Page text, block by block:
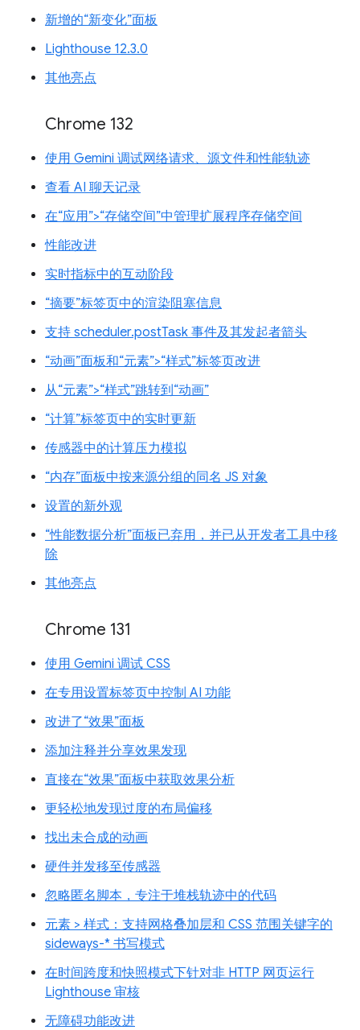
新增的“新变化”面板
Lighthouse 12.3.0
其他亮点
Chrome 132
使用 Gemini 调试网络请求、源文件和性能轨迹
查看 AI 聊天记录
在“应用”>“存储空间”中管理扩展程序存储空间
性能改进
实时指标中的互动阶段
“摘要”标签页中的渲染阻塞信息
支持 scheduler.postTask 事件及其发起者箭头
“动画”面板和“元素”>“样式”标签页改进
从“元素”>“样式”跳转到“动画”
“计算”标签页中的实时更新
传感器中的计算压力模拟
“内存”面板中按来源分组的同名 JS 对象
设置的新外观
“性能数据分析”面板已弃用，并已从开发者工具中移
除
其他亮点
Chrome 131
使用 Gemini 调试 CSS
在专用设置标签页中控制 AI 功能
改进了“效果”面板
添加注释并分享效果发现
直接在“效果”面板中获取效果分析
更轻松地发现过度的布局偏移
找出未合成的动画
硬件并发移至传感器
忽略匿名脚本，专注于堆栈轨迹中的代码
元素 > 样式：支持网格叠加层和 CSS 范围关键字的
sideways-* 书写模式
在时间跨度和快照模式下针对非 HTTP 网页运行
Lighthouse 审核
无障碍功能改进